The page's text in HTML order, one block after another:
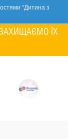
“Дитина з
ЇХ